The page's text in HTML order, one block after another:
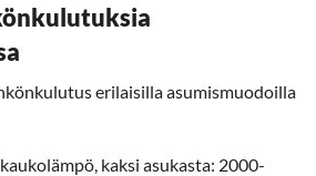
erilaisilla asumismuodoilla
kaukolämpö, kaksi asukasta: 2000-